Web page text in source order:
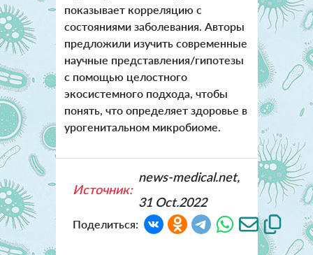
показывает корреляцию с
состояниями заболевания. Авторы
предложили изучить современные
научные представления/гипотезы
с помощью целостного
экосистемного подхода, чтобы
понять, что определяет здоровье в
урогенитальном микробиоме.
Источник:
news-medical.net,
31 Oct.2022
Поделиться: